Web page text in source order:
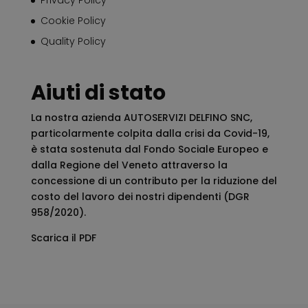
dell’Autorità Garante, quanto nei confronti del titolare
del trattamento stesso e/o di un responsabile del
trattamento.
Cookie Policy
Quality Policy
Aiuti di stato
La nostra azienda AUTOSERVIZI DELFINO SNC,
particolarmente colpita dalla crisi da Covid-19,
è stata sostenuta dal Fondo Sociale Europeo e
dalla Regione del Veneto attraverso la
concessione di un contributo per la riduzione del
costo del lavoro dei nostri dipendenti (DGR
958/2020).
Scarica il PDF